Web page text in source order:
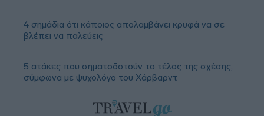
4 σημάδια ότι κάποιος απολαμβάνει κρυφά να σε
βλέπει να παλεύεις
5 ατάκες που σηματοδοτούν το τέλος της σχέσης,
σύμφωνα με ψυχολόγο του Χάρβαρντ